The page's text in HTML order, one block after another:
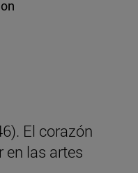
El corazón
las artes